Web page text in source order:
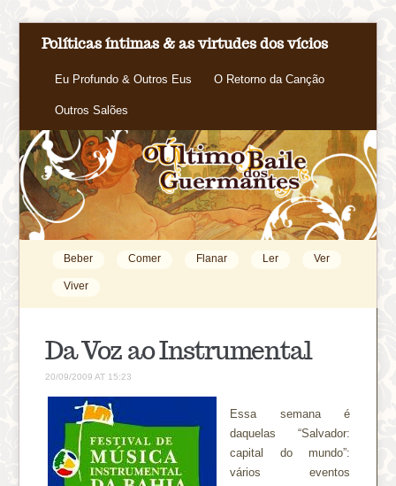
Políticas íntimas & as virtudes dos vícios
Eu Profundo & Outros Eus O Retorno da Canção
Outros Salões
Beber Comer Flanar Ler Ver
Viver
Da Voz ao Instrumental
20/09/2009 AT 15:23
Essa semana é
daquelas “Salvador:
capital do mundo”:
vários eventos